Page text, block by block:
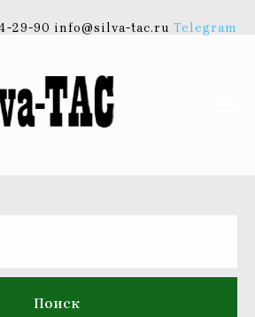
29-90 info@silva-tac.ru Telegram
Поиск